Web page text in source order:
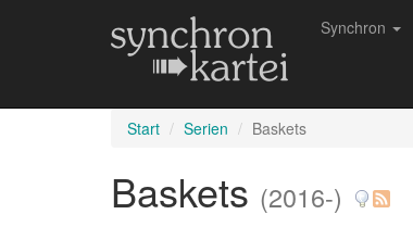
Synchron
Start Serien Baskets
Baskets (2016-)